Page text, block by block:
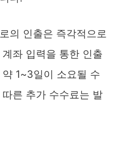
의 인출은 즉각적으로
좌 입력을 통한 인출
1~3일이 소요될 수
른 추가 수수료는 발